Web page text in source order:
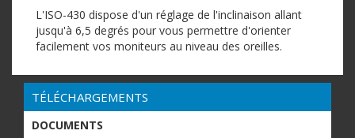
L'ISO-430 dispose d'un réglage de l'inclinaison allant
jusqu'à 6,5 degrés pour vous permettre d'orienter
facilement vos moniteurs au niveau des oreilles.
TÉLÉCHARGEMENTS
DOCUMENTS